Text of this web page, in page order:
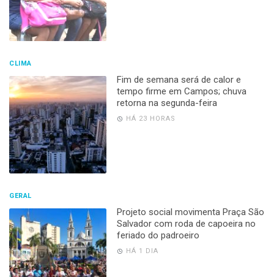
CLIMA
Fim de semana será de calor e
tempo firme em Campos; chuva
retorna na segunda-feira
HÁ 23 HORAS
GERAL
Projeto social movimenta Praça São
Salvador com roda de capoeira no
feriado do padroeiro
HÁ 1 DIA